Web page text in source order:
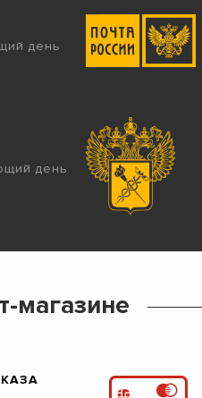
день
день
магазине